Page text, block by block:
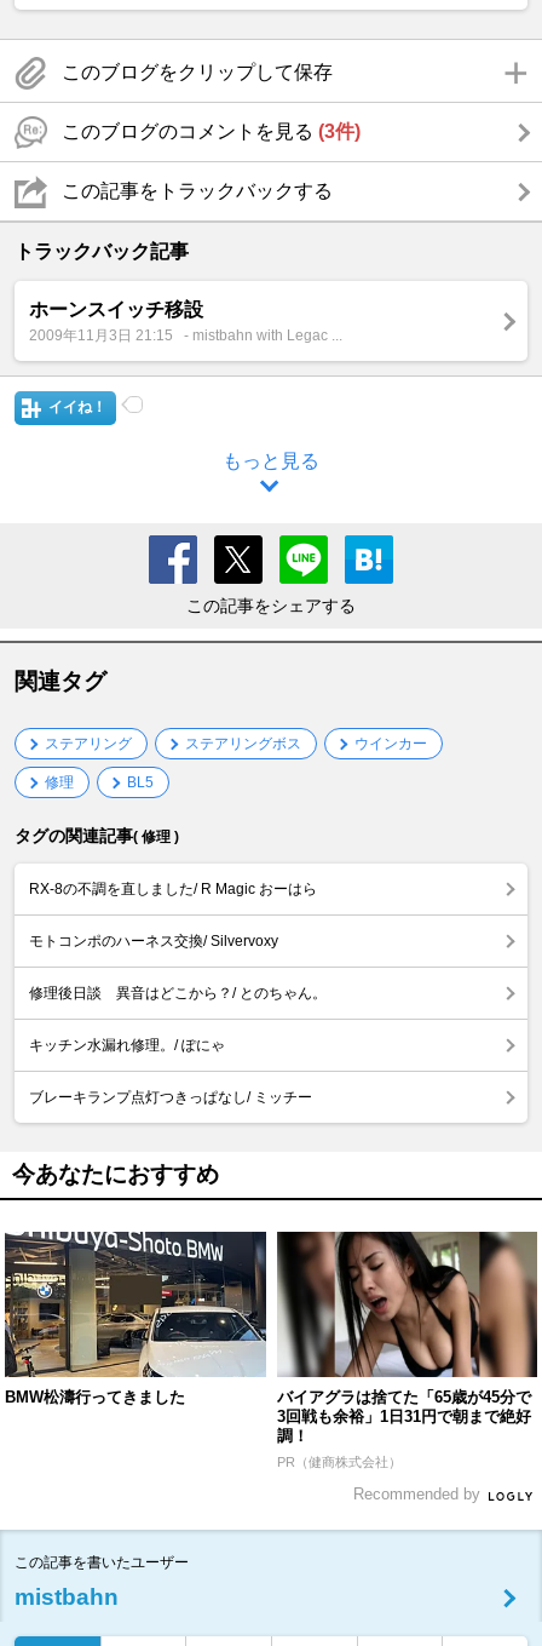
このブログをクリップして保存
このブログのコメントを見る (3件)
この記事をトラックバックする
トラックバック記事
ホーンスイッチ移設
2009年11月3日 21:15 - mistbahn with Legac ...
イイね！
もっと見る
この記事をシェアする
関連タグ
ステアリング ステアリングボス ウインカー
修理 BL5
タグの関連記事( 修理 )
RX-8の不調を直しました/ R Magic おーはら
モトコンポのハーネス交換/ Silvervoxy
修理後日談 異音はどこから？/ とのちゃん。
キッチン水漏れ修理。/ ぽにゃ
ブレーキランプ点灯つきっぱなし/ ミッチー
今あなたにおすすめ
BMW松濤行ってきました
バイアグラは捨てた「65歳が45分で
3回戦も余裕」1日31円で朝まで絶好
調！
PR（健商株式会社）
Recommended by
この記事を書いたユーザー
mistbahn